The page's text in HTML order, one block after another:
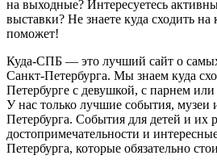
на выходные? Интересуетесь
выставки? Не знаете куда сходить
поможет!
Куда-СПБ — это лучший сайт о
Санкт-Петербурга. Мы знаем куда
Петербурге с девушкой, с парнем
У нас только лучшие события, музеи
Петербурга. События для детей и их
достопримечательности и
Петербурга, которые обязательно